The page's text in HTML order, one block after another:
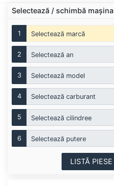
Selectează / schimbă mașina
1 Selectează marcă
2 Selectează an
3 Selectează model
4 Selectează carburant
5 Selectează cilindree
6 Selectează putere
LISTĂ PIESE